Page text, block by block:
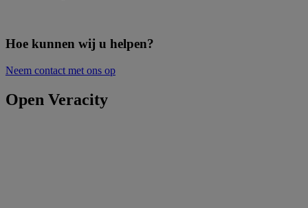
Hoe kunnen wij u helpen?
Neem contact met ons op
Open Veracity